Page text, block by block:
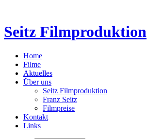
Seitz Filmproduktion
Home
Filme
Aktuelles
Über uns
Seitz Filmproduktion
Franz Seitz
Filmpreise
Kontakt
Links